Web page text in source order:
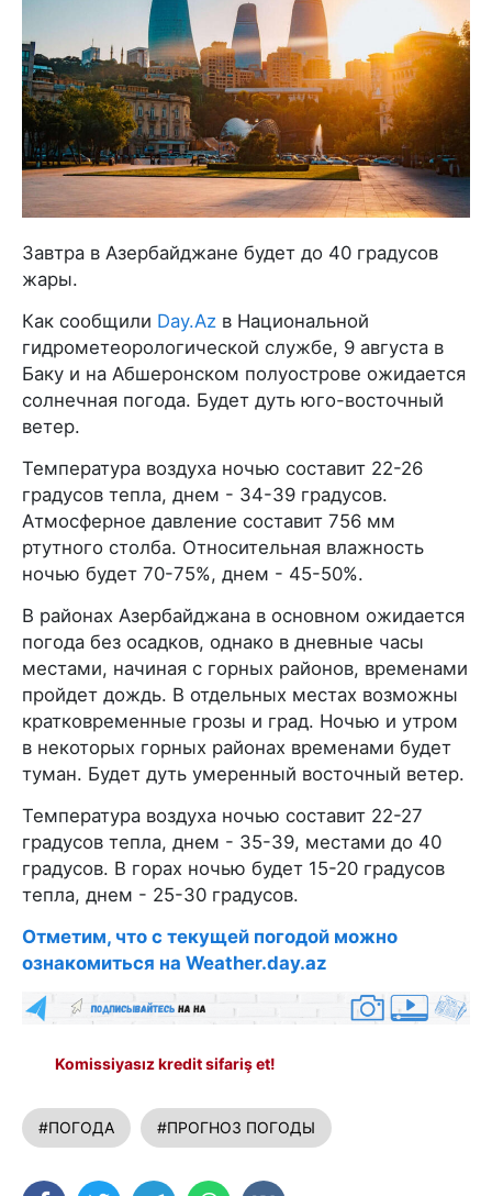
Завтра в Азербайджане будет до 40 градусов
жары.
Как сообщили Day.Az в Национальной
гидрометеорологической службе, 9 августа в
Баку и на Абшеронском полуострове ожидается
солнечная погода. Будет дуть юго-восточный
ветер.
Температура воздуха ночью составит 22-26
градусов тепла, днем - 34-39 градусов.
Атмосферное давление составит 756 мм
ртутного столба. Относительная влажность
ночью будет 70-75%, днем - 45-50%.
В районах Азербайджана в основном ожидается
погода без осадков, однако в дневные часы
местами, начиная с горных районов, временами
пройдет дождь. В отдельных местах возможны
кратковременные грозы и град. Ночью и утром
в некоторых горных районах временами будет
туман. Будет дуть умеренный восточный ветер.
Температура воздуха ночью составит 22-27
градусов тепла, днем - 35-39, местами до 40
градусов. В горах ночью будет 15-20 градусов
тепла, днем - 25-30 градусов.
Отметим, что с текущей погодой можно
ознакомиться на Weather.day.az
Komissiyasız kredit sifariş et!
#ПОГОДА #ПРОГНОЗ ПОГОДЫ